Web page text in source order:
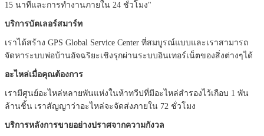
15 นาทีและการทำงานภายใน 24 ชั่วโมง"
บริการบัตเลอร์สมาร์ท
เราได้สร้าง GPS Global Service Center ที่สมบูรณ์แบบและเราสามารถ
จัดหาระบบพ่อบ้านอัจฉริยะเชิงรุกผ่านระบบอินเทอร์เน็ตของสิ่งต่างๆได้
อะไหล่เมื่อคุณต้องการ
เรามีศูนย์อะไหล่หลายพันแห่งในห้าทวีปที่มีอะไหล่สำรองไว้เกือบ 1 พัน
ล้านชิ้น เราสัญญาว่าอะไหล่จะจัดส่งภายใน 72 ชั่วโมง
บริการหลังการขายอย่างปราศจากความกังวล